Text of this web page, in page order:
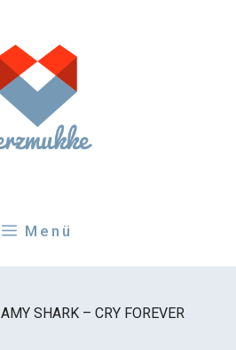
Menü
AMY SHARK – CRY FOREVER